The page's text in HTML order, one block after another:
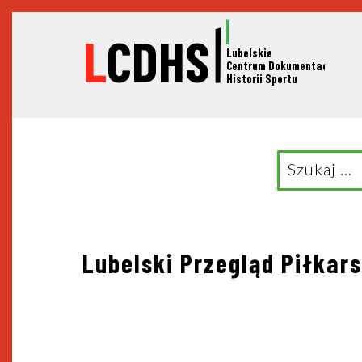
LCDHS
Lubelskie
Centrum Dokumentacji
Historii Sportu
Search
for:
Nawigacja
Lubelski Przegląd